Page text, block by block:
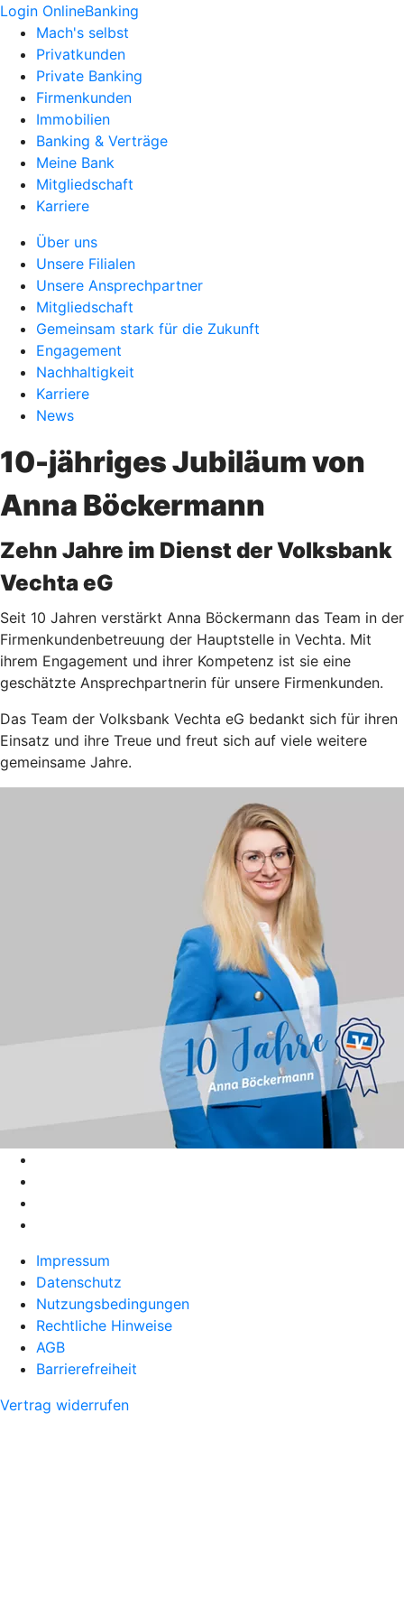
Login OnlineBanking
Mach's selbst
Privatkunden
Private Banking
Firmenkunden
Immobilien
Banking & Verträge
Meine Bank
Mitgliedschaft
Karriere
Über uns
Unsere Filialen
Unsere Ansprechpartner
Mitgliedschaft
Gemeinsam stark für die Zukunft
Engagement
Nachhaltigkeit
Karriere
News
10-jähriges Jubiläum von
Anna Böckermann
Zehn Jahre im Dienst der Volksbank
Vechta eG
Seit 10 Jahren verstärkt Anna Böckermann das Team in der
Firmenkundenbetreuung der Hauptstelle in Vechta. Mit
ihrem Engagement und ihrer Kompetenz ist sie eine
geschätzte Ansprechpartnerin für unsere Firmenkunden.
Das Team der Volksbank Vechta eG bedankt sich für ihren
Einsatz und ihre Treue und freut sich auf viele weitere
gemeinsame Jahre.
Impressum
Datenschutz
Nutzungsbedingungen
Rechtliche Hinweise
AGB
Barrierefreiheit
Vertrag widerrufen